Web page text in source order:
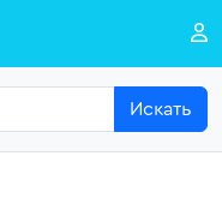
Искать